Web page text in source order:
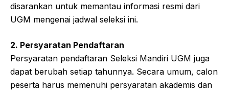
disarankan untuk memantau informasi resmi dari
UGM mengenai jadwal seleksi ini.
2. Persyaratan Pendaftaran
Persyaratan pendaftaran Seleksi Mandiri UGM juga
dapat berubah setiap tahunnya. Secara umum, calon
peserta harus memenuhi persyaratan akademis dan